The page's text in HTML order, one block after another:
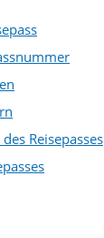
Reisepasses